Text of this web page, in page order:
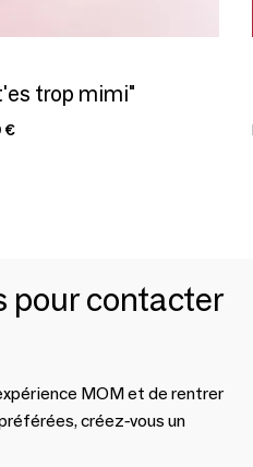
trop mimi"
€
pour contacter
MOM et de rentrer
créez-vous un